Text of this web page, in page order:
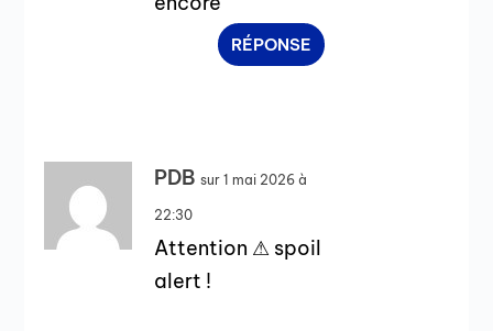
RÉPONSE
PDB sur 1 mai 2026 à
22:30
Attention ⚠ spoil
alert !